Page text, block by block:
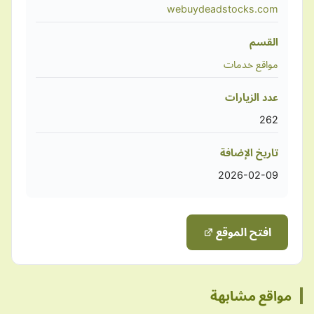
webuydeadstocks.com
القسم
مواقع خدمات
عدد الزيارات
262
تاريخ الإضافة
2026-02-09
افتح الموقع
مواقع مشابهة